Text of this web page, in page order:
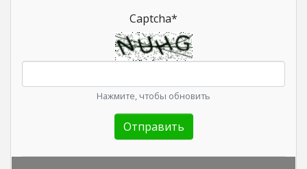
Captcha*
Нажмите, чтобы обновить